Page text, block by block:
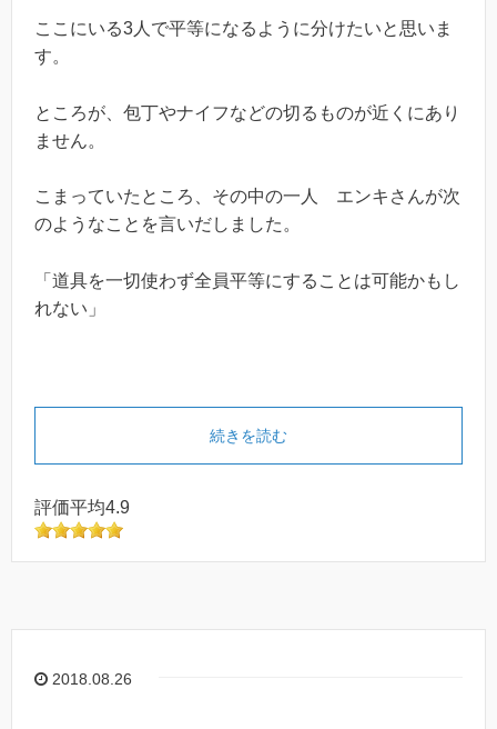
ここにいる3人で平等になるように分けたいと思いま
す。
ところが、包丁やナイフなどの切るものが近くにあり
ません。
こまっていたところ、その中の一人 エンキさんが次
のようなことを言いだしました。
「道具を一切使わず全員平等にすることは可能かもし
れない」
続きを読む
評価平均4.9
2018.08.26